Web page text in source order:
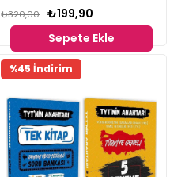
₺199,90
₺320,00
Sepete Ekle
%45 İndirim